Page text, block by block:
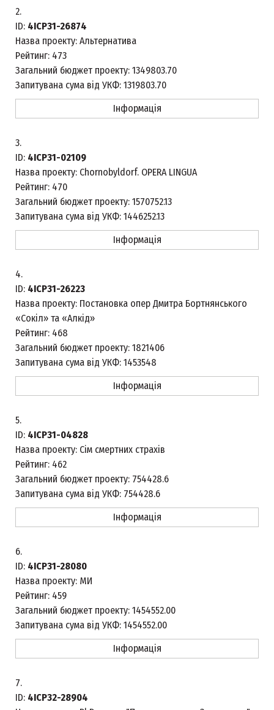
2.
ID: 4ICP31-26874
Назва проекту: Альтернатива
Рейтинг: 473
Загальний бюджет проекту: 1349803.70
Запитувана сума від УКФ: 1319803.70
Інформація
3.
ID: 4ICP31-02109
Назва проекту: Chornobyldorf. OPERA LINGUA
Рейтинг: 470
Загальний бюджет проекту: 1570752.13
Запитувана сума від УКФ: 1446252.13
Інформація
4.
ID: 4ICP31-26223
Назва проекту: Постановка опер Дмитра Бортнянського
«Сокіл» та «Алкід»
Рейтинг: 468
Загальний бюджет проекту: 1821406
Запитувана сума від УКФ: 1453548
Інформація
5.
ID: 4ICP31-04828
Назва проекту: Сім смертних страхів
Рейтинг: 462
Загальний бюджет проекту: 754428.6
Запитувана сума від УКФ: 754428.6
Інформація
6.
ID: 4ICP31-28080
Назва проекту: МИ
Рейтинг: 459
Загальний бюджет проекту: 1454552.00
Запитувана сума від УКФ: 1454552.00
Інформація
7.
ID: 4ICP32-28904